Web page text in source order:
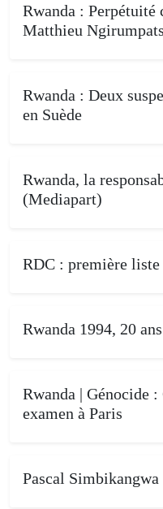
Rwanda : Perpétuité
Matthieu
Rwanda : Deux
en Suède
Rwanda, la
(Mediapart)
RDC : première liste
Rwanda 1994, 20
Rwanda | Génocide
examen à Paris
Pascal